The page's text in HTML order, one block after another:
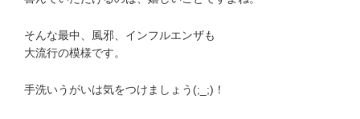
そんな最中、風邪、インフルエンザも
大流行の模様です。
手洗いうがいは気をつけましょう(;_;)！